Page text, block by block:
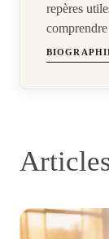
repères